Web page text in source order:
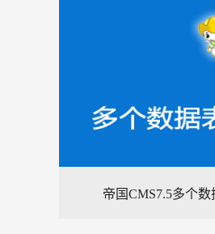
帝国CMS7.5多个